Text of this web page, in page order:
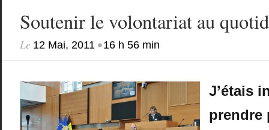
Soutenir le volontariat au
Le 12 Mai, 2011•16 h 56 min
J’étais
prendre